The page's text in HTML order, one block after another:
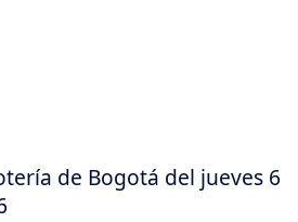
de Bogotá del jueves 6